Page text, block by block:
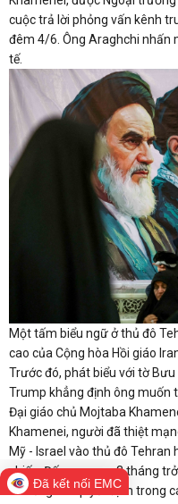
cuộc trả lời phỏng vấn kênh
đêm 4/6. Ông Araghchi nhấn
tế.
Một tấm biểu ngữ ở thủ đô
cao của Cộng hòa Hồi giáo
Trước đó, phát biểu với tờ
Trump khẳng định ông muốn
Đại giáo chủ Mojtaba
Khamenei, người đã thiệt
Mỹ - Israel vào thủ đô
chiến. Đến nay, sau 3 tháng
có tiếng nói quyết định trong
Đã kết nối EMC